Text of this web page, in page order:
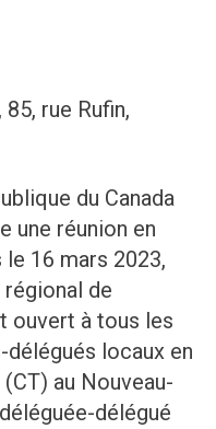
rue Rufin,
du Canada
une réunion en
16 mars 2023,
régional de
ouvert à tous les
locaux en
au Nouveau-
délégué